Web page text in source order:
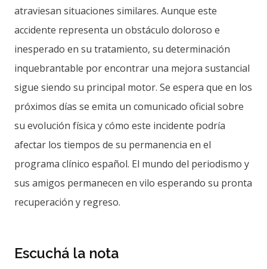
atraviesan situaciones similares. Aunque este
accidente representa un obstáculo doloroso e
inesperado en su tratamiento, su determinación
inquebrantable por encontrar una mejora sustancial
sigue siendo su principal motor. Se espera que en los
próximos días se emita un comunicado oficial sobre
su evolución física y cómo este incidente podría
afectar los tiempos de su permanencia en el
programa clínico español. El mundo del periodismo y
sus amigos permanecen en vilo esperando su pronta
recuperación y regreso.
Escuchá la nota